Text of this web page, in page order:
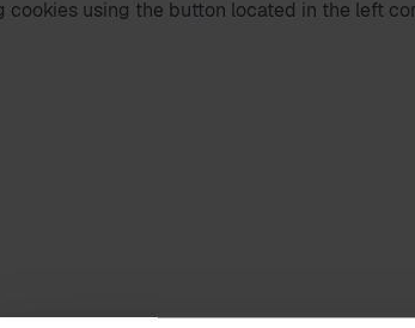
cookies using the button located in the left